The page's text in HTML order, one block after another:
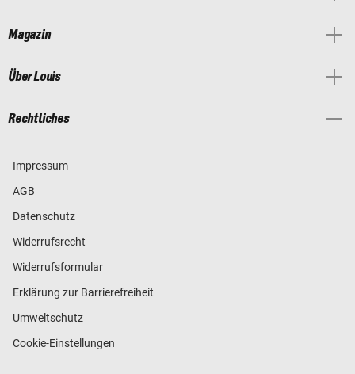
Magazin
Über Louis
Rechtliches
Impressum
AGB
Datenschutz
Widerrufsrecht
Widerrufsformular
Erklärung zur Barrierefreiheit
Umweltschutz
Cookie-Einstellungen